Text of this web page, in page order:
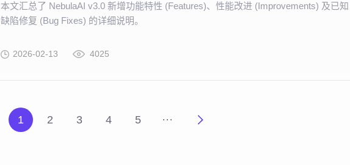
本文汇总了 NebulaAI v3.0 新增功能特性 (Features)、性能改进 (Improvements) 及已知
缺陷修复 (Bug Fixes) 的详细说明。
2026-02-13 4025
1 2 3 4 5 ···